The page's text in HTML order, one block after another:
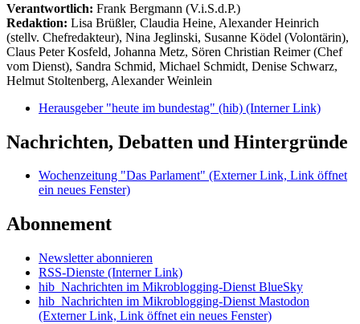
Verantwortlich: Frank Bergmann (V.i.S.d.P.)
Redaktion: Lisa Brüßler, Claudia Heine, Alexander Heinrich
(stellv. Chefredakteur), Nina Jeglinski, Susanne Ködel (Volontärin),
Claus Peter Kosfeld, Johanna Metz, Sören Christian Reimer (Chef
vom Dienst), Sandra Schmid, Michael Schmidt, Denise Schwarz,
Helmut Stoltenberg, Alexander Weinlein
Herausgeber "heute im bundestag" (hib) (Interner Link)
Nachrichten, Debatten und Hintergründe
Wochenzeitung "Das Parlament" (Externer Link, Link öffnet
ein neues Fenster)
Abonnement
Newsletter abonnieren
RSS-Dienste (Interner Link)
hib_Nachrichten im Mikroblogging-Dienst BlueSky
hib_Nachrichten im Mikroblogging-Dienst Mastodon
(Externer Link, Link öffnet ein neues Fenster)